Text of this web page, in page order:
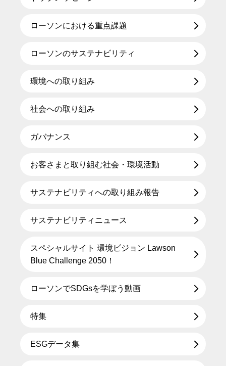
ローソンにおける重点課題
ローソンのサステナビリティ
環境への取り組み
社会への取り組み
ガバナンス
お客さまと取り組む社会・環境活動
サステナビリティへの取り組み報告
サステナビリティニュース
スペシャルサイト 環境ビジョン Lawson
Blue Challenge 2050！
ローソンでSDGsを学ぼう動画
特集
ESGデータ集